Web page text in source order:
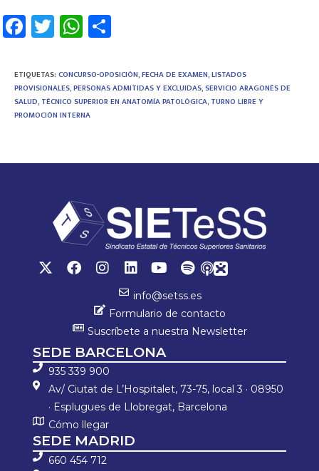
Fa
ce
b
o
ok
T
wi
tt
er
W
h
at
sA
p
m
p
ETIQUETAS: CONCURSO-OPOSICIÓN,FECHA DE EXAMEN,LISTADOS
PROVISIONALES,PERSONAS ADMITIDAS Y EXCLUIDAS,SERVICIO ARAGONÉS DE
SALUD, TÉCNICO SUPERIOR EN ANATOMÍA PATOLÓGICA, TURNO LIBRE Y
PROMOCIÓN INTERNA
info@setss.es
Formulario de contacto
Suscríbete a nuestra Newsletter
SEDE BARCELONA
935 339 900
Av/ Ciutat de L’Hospitalet, 73-75, local 3 · 08950
· Esplugues de Llobregat, Barcelona
Cómo llegar
SEDE MADRID
660 454 712